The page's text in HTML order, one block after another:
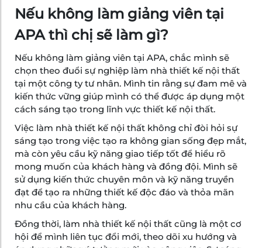
Nếu không làm giảng viên tại
APA thì chị sẽ làm gì?
Nếu không làm giảng viên tại APA, chắc mình sẽ
chọn theo đuổi sự nghiệp làm nhà thiết kế nội thất
tại một công ty tư nhân. Mình tin rằng sự đam mê và
kiến thức vững giúp mình có thể được áp dụng một
cách sáng tạo trong lĩnh vực thiết kế nội thất.
Việc làm nhà thiết kế nội thất không chỉ đòi hỏi sự
sáng tạo trong việc tạo ra không gian sống đẹp mắt,
mà còn yêu cầu kỹ năng giao tiếp tốt để hiểu rõ
mong muốn của khách hàng và đồng đội. Mình sẽ
sử dụng kiến thức chuyên môn và kỹ năng truyền
đạt để tạo ra những thiết kế độc đáo và thỏa mãn
nhu cầu của khách hàng.
Đồng thời, làm nhà thiết kế nội thất cũng là một cơ
hội để mình liên tục đổi mới, theo dõi xu hướng và